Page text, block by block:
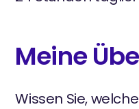
Meine
Wissen Sie,